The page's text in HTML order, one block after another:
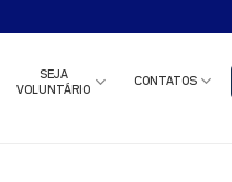
SEJA
VOLUNTÁRIO
CONTATOS
e cadastre-se!!